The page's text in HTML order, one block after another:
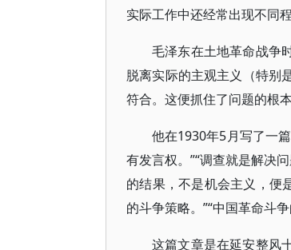
实际工作中还经常出现不同
毛泽东在土地革命战争
脱离实际的主观主义（特别
符合。这便抓住了问题的根本
他在1930年5月写了一
有发言权。”“调查就是解决
的结果，不是机会主义，便
的斗争策略。”“中国革命斗
这篇文章是在延安整风